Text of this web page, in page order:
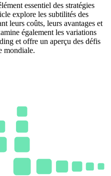
essentiel des stratégies
explore les subtilités des
leurs coûts, leurs avantages et
également les variations
et offre un aperçu des défis
mondiale.